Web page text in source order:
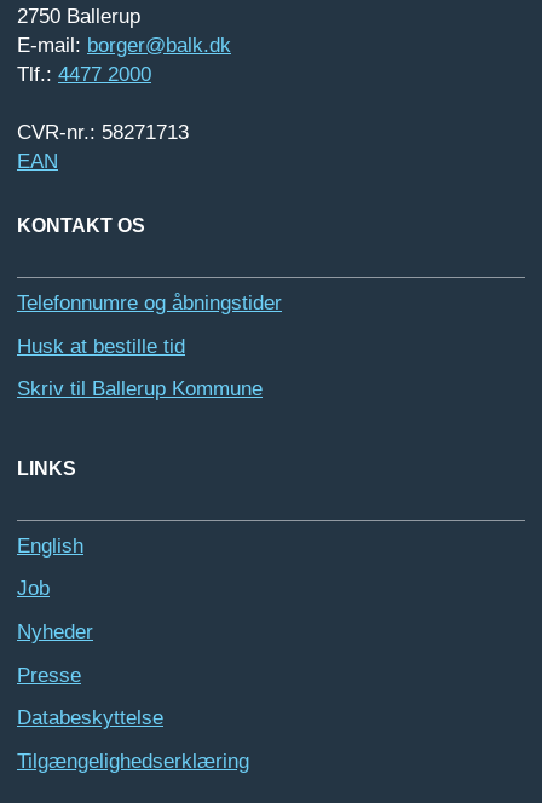
2750 Ballerup
E-mail: borger@balk.dk
Tlf.: 4477 2000
CVR-nr.: 58271713
EAN
KONTAKT OS
Telefonnumre og åbningstider
Husk at bestille tid
Skriv til Ballerup Kommune
LINKS
English
Job
Nyheder
Presse
Databeskyttelse
Tilgængelighedserklæring